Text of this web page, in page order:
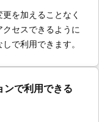
を加えることなく
セスできるように
で利用できます。
で利用できる